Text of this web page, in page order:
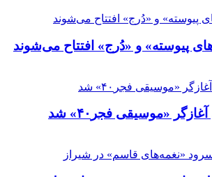
پیوسته» و «دُرج» افتتاح می‌شوند
«موسیقی فجر۴۰» شد